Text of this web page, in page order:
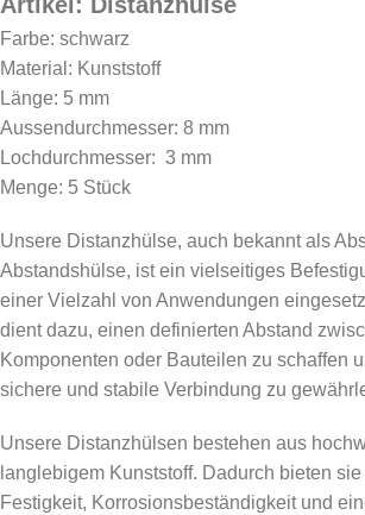
Farbe: schwarz
Material: Kunststoff
Länge: 5 mm
Aussendurchmesser: 8 mm
Lochdurchmesser: 3 mm
Menge: 5 Stück
Unsere Distanzhülse, auch bekannt als
Abstandshülse, ist ein vielseitiges
einer Vielzahl von Anwendungen
dient dazu, einen definierten Abstand
Komponenten oder Bauteilen zu schaffen
sichere und stabile Verbindung zu
Unsere Distanzhülsen bestehen aus
langlebigem Kunststoff. Dadurch bieten
Festigkeit, Korrosionsbeständigkeit und